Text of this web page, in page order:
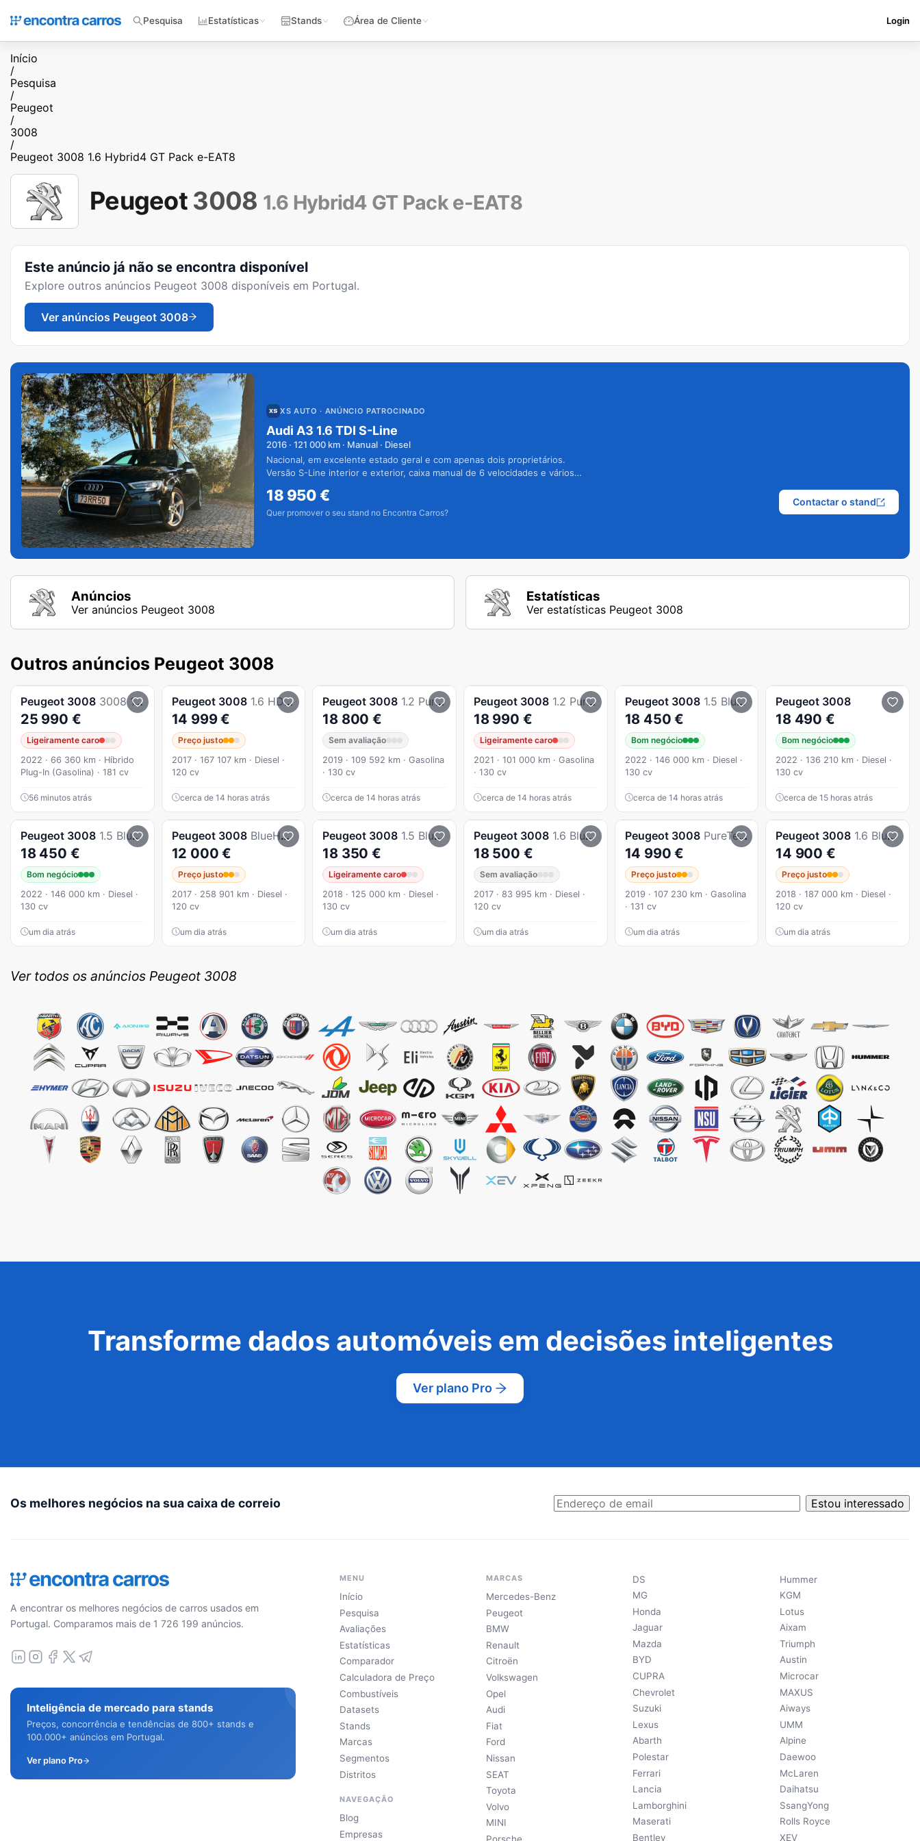
Pesquisa Estatísticas Stands Área de Cliente Login
Início
/
Pesquisa
/
Peugeot
/
3008
/
Peugeot 3008 1.6 Hybrid4 GT Pack e-EAT8
Peugeot 3008 1.6 Hybrid4 GT Pack e-EAT8
Este anúncio já não se encontra disponível
Explore outros anúncios Peugeot 3008 disponíveis em Portugal.
Ver anúncios Peugeot 3008
XS AUTO · ANÚNCIO PATROCINADO
Audi A3 1.6 TDI S-Line
2016 · 121 000 km · Manual · Diesel
Nacional, em excelente estado geral e com apenas dois proprietários.
Versão S-Line interior e exterior, caixa manual de 6 velocidades e vários
18 950€
Quer promover o seu stand no Encontra Carros?
Contactar o stand
Anúncios
Ver anúncios Peugeot 3008
Estatísticas
Ver estatísticas Peugeot 3008
Outros anúncios Peugeot 3008
Peugeot 3008 3008 1.6 Hybrid Allure Pack e-EAT8
25 990 €
Ligeiramente caro
2022 · 66 360 km · Híbrido
Plug-In (Gasolina) · 181 cv
56 minutos atrás
Peugeot 3008 1.6 HDi Active Pack Business
14 999 €
Preço justo
2017 · 167 107 km · Diesel ·
120 cv
cerca de 14 horas atrás
Peugeot 3008 1.2 PureTech Allure EAT8
18 800 €
Sem avaliação
2019 · 109 592 km · Gasolina
· 130 cv
cerca de 14 horas atrás
Peugeot 3008 1.2 PureTech Allure EAT8
18 990 €
Ligeiramente caro
2021 · 101 000 km · Gasolina
· 130 cv
cerca de 14 horas atrás
Peugeot 3008 1.5 BlueHDi Active Pack
18 450 €
Bom negócio
2022 · 146 000 km · Diesel ·
130 cv
cerca de 14 horas atrás
Peugeot 3008
18 490 €
Bom negócio
2022 · 136 210 km · Diesel ·
130 cv
cerca de 15 horas atrás
Peugeot 3008 1.5 BlueHDi Active Pack
18 450 €
Bom negócio
2022 · 146 000 km · Diesel ·
130 cv
um dia atrás
Peugeot 3008 BlueHDi 120 EAT6 Stop & Start Business Line
12 000 €
Preço justo
2017 · 258 901 km · Diesel ·
120 cv
um dia atrás
Peugeot 3008 1.5 BlueHDi GT Line EAT8
18 350 €
Ligeiramente caro
2018 · 125 000 km · Diesel ·
130 cv
um dia atrás
Peugeot 3008 1.6 BlueHDi Allure
18 500 €
Sem avaliação
2017 · 83 995 km · Diesel ·
120 cv
um dia atrás
Peugeot 3008 PureTech 130 Stop & Start GPF EAT8 Allure Pack
14 990 €
Preço justo
2019 · 107 230 km · Gasolina
· 131 cv
um dia atrás
Peugeot 3008 1.6 BlueHDi GT Line EAT6
14 900 €
Preço justo
2018 · 187 000 km · Diesel ·
120 cv
um dia atrás
Ver todos os anúncios Peugeot 3008
Transforme dados automóveis em decisões inteligentes
Ver plano Pro
Os melhores negócios na sua caixa de correio Estou interessado
A encontrar os melhores negócios de carros usados em
Portugal. Comparamos mais de 1 726 199 anúncios.
Inteligência de mercado para stands
Preços, concorrência e tendências de 800+ stands e
100.000+ anúncios em Portugal.
Ver plano Pro
MENU
Início
Pesquisa
Avaliações
Estatísticas
Comparador
Calculadora de Preço
Combustíveis
Datasets
Stands
Marcas
Segmentos
Distritos
NAVEGAÇÃO
Blog
Empresas
MARCAS
Mercedes-Benz
Peugeot
BMW
Renault
Citroën
Volkswagen
Opel
Audi
Fiat
Ford
Nissan
SEAT
Toyota
Volvo
MINI
DS
MG
Honda
Jaguar
Mazda
BYD
CUPRA
Chevrolet
Suzuki
Lexus
Abarth
Polestar
Ferrari
Lancia
Lamborghini
Maserati
Bentley
Hummer
KGM
Lotus
Aixam
Triumph
Austin
Microcar
MAXUS
Aiways
UMM
Alpine
Daewoo
McLaren
Daihatsu
SsangYong
Rolls Royce
XEV